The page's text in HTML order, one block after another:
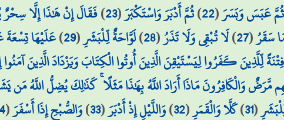
ثُمَّ عَبَسَ وَبَسَرَ(
22
)ثُمَّ أَدْبَرَ وَاسْتَكْبَرَ(
23
)فَقَالَ إِنْ هَٰذَا إِلَّا سِحْرٌ
سَقَرُ(
27
)لَا تُبْقِي وَلَا تَذَرُ(
28
)لَوَّاحَةٌ لِّلْبَشَرِ(
29
)عَلَيْهَا
لِّلَّذِينَ كَفَرُوا لِيَسْتَيْقِنَ الَّذِينَ أُوتُوا الْكِتَابَ وَيَزْدَادَ الَّذِينَ آمَنُوا
مَّرَضٌ وَالْكَافِرُونَ مَاذَا أَرَادَ اللَّهُ بِهَٰذَا مَثَلًا ۚ كَذَٰلِكَ يُضِلُّ اللَّهُ مَن
(
31
)كَلَّا وَالْقَمَرِ(
32
)وَاللَّيْلِ إِذْ أَدْبَرَ(
33
)وَالصُّبْحِ إِذَا أَسْفَرَ(